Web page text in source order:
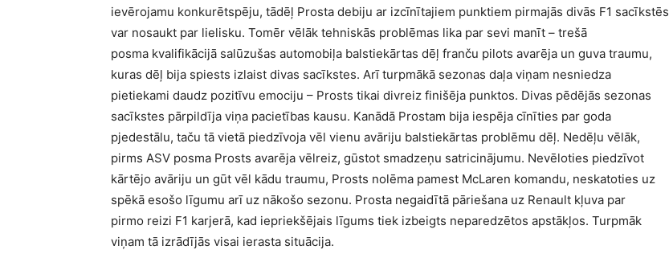
ievērojamu konkurētspēju, tādēļ Prosta debiju ar izcīnītajiem punktiem pirmajās divās F1 sacīkstēs
var nosaukt par lielisku. Tomēr vēlāk tehniskās problēmas lika par sevi manīt – trešā
posma kvalifikācijā salūzušas automobiļa balstiekārtas dēļ franču pilots avarēja un guva traumu,
kuras dēļ bija spiests izlaist divas sacīkstes. Arī turpmākā sezonas daļa viņam nesniedza
pietiekami daudz pozitīvu emociju – Prosts tikai divreiz finišēja punktos. Divas pēdējās sezonas
sacīkstes pārpildīja viņa pacietības kausu. Kanādā Prostam bija iespēja cīnīties par goda
pjedestālu, taču tā vietā piedzīvoja vēl vienu avāriju balstiekārtas problēmu dēļ. Nedēļu vēlāk,
pirms ASV posma Prosts avarēja vēlreiz, gūstot smadzeņu satricinājumu. Nevēloties piedzīvot
kārtējo avāriju un gūt vēl kādu traumu, Prosts nolēma pamest McLaren komandu, neskatoties uz
spēkā esošo līgumu arī uz nākošo sezonu. Prosta negaidītā pāriešana uz Renault kļuva par
pirmo reizi F1 karjerā, kad iepriekšējais līgums tiek izbeigts neparedzētos apstākļos. Turpmāk
viņam tā izrādījās visai ierasta situācija.